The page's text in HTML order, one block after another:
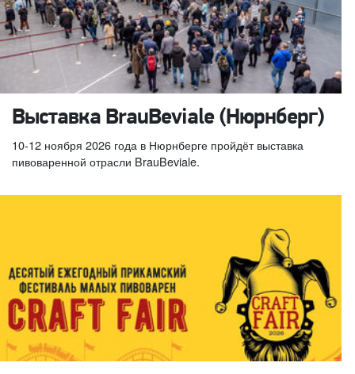
Выставка BrauBeviale (Нюрнберг)
10-12 ноября 2026 года в Нюрнберге пройдёт выставка
пивоваренной отрасли BrauBeviale.